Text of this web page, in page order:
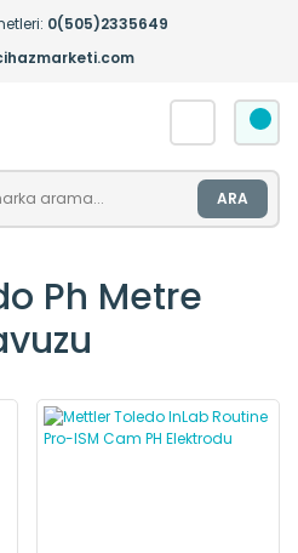
0(505)2335649
ARA
Ph Metre